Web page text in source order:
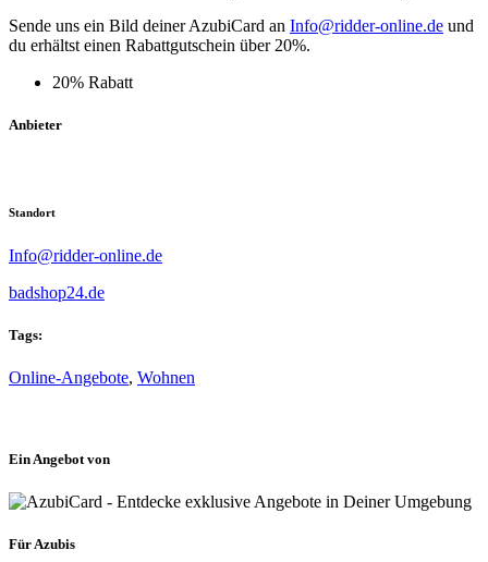
Sende uns ein Bild deiner AzubiCard an Info@ridder-online.de und
du erhältst einen Rabattgutschein über 20%.
20% Rabatt
Anbieter
Standort
Info@ridder-online.de
badshop24.de
Tags:
Online-Angebote, Wohnen
Ein Angebot von
Für Azubis